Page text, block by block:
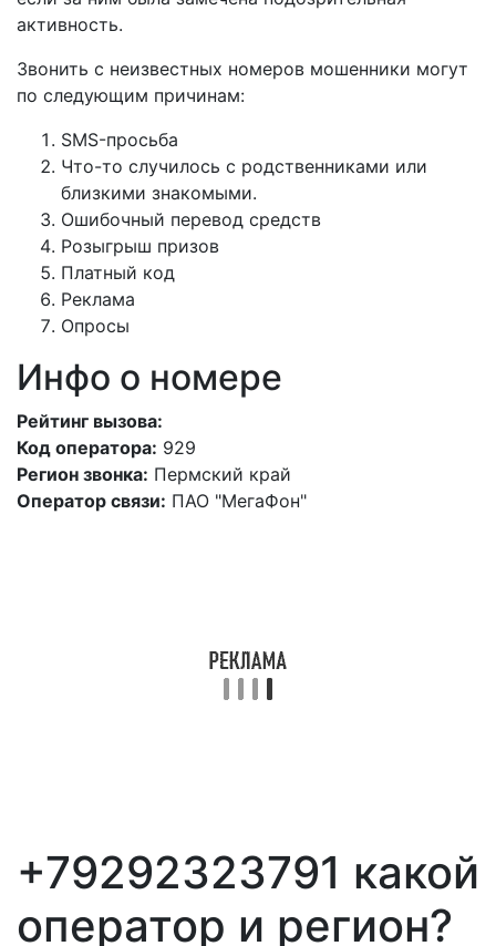
активность.
Звонить с неизвестных номеров мошенники могут
по следующим причинам:
SMS-просьба
Что-то случилось с родственниками или
близкими знакомыми.
Ошибочный перевод средств
Розыгрыш призов
Платный код
Реклама
Опросы
Инфо о номере
Рейтинг вызова:
Код оператора: 929
Регион звонка: Пермский край
Оператор связи: ПАО "МегаФон"
+79292323791 какой
оператор и регион?